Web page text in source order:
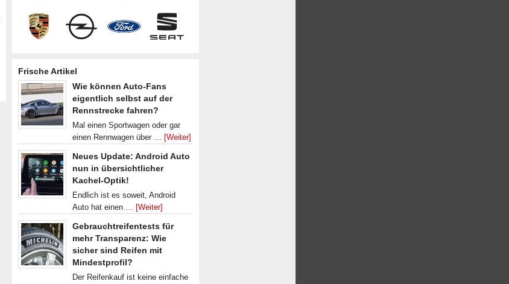
Frische Artikel
Wie können Auto-Fans
eigentlich selbst auf der
Rennstrecke fahren?
Mal einen Sportwagen oder gar
einen Rennwagen über … [Weiter]
Neues Update: Android Auto
nun in übersichtlicher
Kachel-Optik!
Endlich ist es soweit, Android
Auto hat einen … [Weiter]
Gebrauchtreifentests für
mehr Transparenz: Wie
sicher sind Reifen mit
Mindestprofil?
Der Reifenkauf ist keine einfache